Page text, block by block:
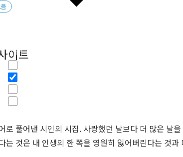
필터
이트
로 풀어낸 시인의 시집. 사랑했던 날보다 더 많은
는 것은 내 인생의 한 쪽을 영원히 잃어버린다는 것